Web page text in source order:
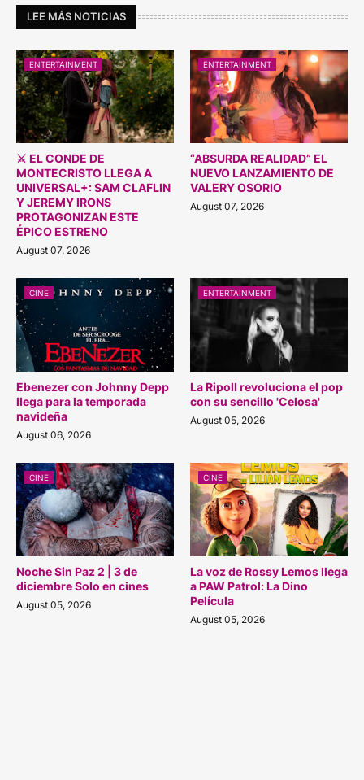
LEE MÁS NOTICIAS
ENTERTAINMENT
⚔️ EL CONDE DE
MONTECRISTO LLEGA A
UNIVERSAL+: SAM CLAFLIN
Y JEREMY IRONS
PROTAGONIZAN ESTE
ÉPICO ESTRENO
August 07, 2026
ENTERTAINMENT
“ABSURDA REALIDAD” EL
NUEVO LANZAMIENTO DE
VALERY OSORIO
August 07, 2026
CINE
Ebenezer con Johnny Depp
llega para la temporada
navideña
August 06, 2026
ENTERTAINMENT
La Ripoll revoluciona el pop
con su sencillo 'Celosa'
August 05, 2026
CINE
Noche Sin Paz 2 | 3 de
diciembre Solo en cines
August 05, 2026
CINE
La voz de Rossy Lemos llega
a PAW Patrol: La Dino
Película
August 05, 2026